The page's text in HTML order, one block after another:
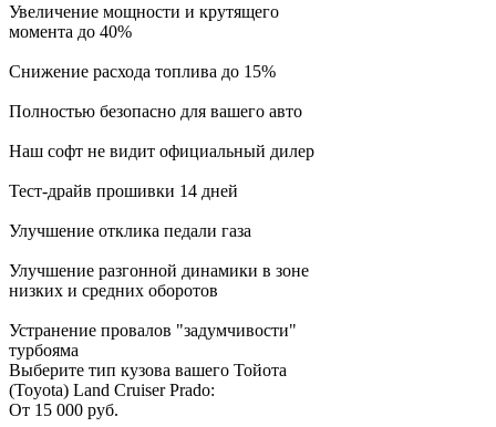
Увеличение мощности и крутящего
момента до 40%
Снижение расхода топлива до 15%
Полностью безопасно для вашего авто
Наш софт не видит официальный дилер
Тест-драйв прошивки 14 дней
Улучшение отклика педали газа
Улучшение разгонной динамики в зоне
низких и средних оборотов
Устранение провалов "задумчивости"
турбояма
Выберите тип кузова вашего Тойота
(Toyota) Land Cruiser Prado:
От 15 000 руб.